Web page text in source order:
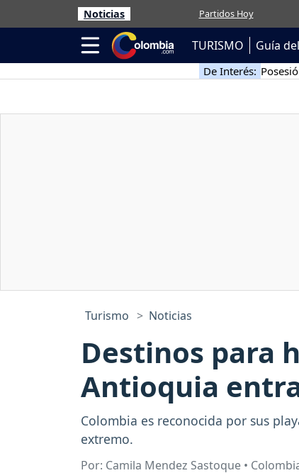
Noticias Partidos Hoy
TURISMO Guía
De Interés:
Turismo Noticias
Destinos para
Antioquia
Colombia es reconocida por sus
extremo.
Por: Camila Mendez Sastoque •